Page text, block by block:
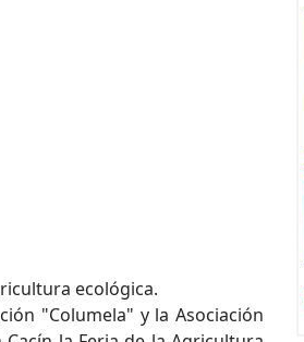
ecológica.
"Columela" y la Asociación